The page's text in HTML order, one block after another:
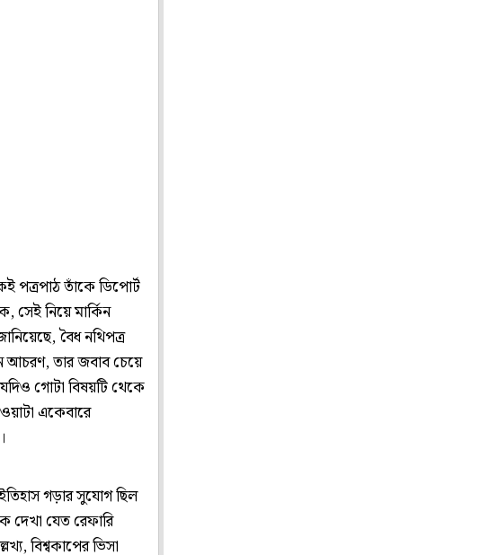
পত্রপাঠ তাঁকে ডিপোর্ট
নিয়ে মার্কিন
বৈধ নথিপত্র
আচরণ, তার জবাব চেয়ে
গোটা বিষয়টি থেকে
একেবারে
গড়ার সুযোগ ছিল
দেখা যেত রেফারি
বিশ্বকাপের ভিসা